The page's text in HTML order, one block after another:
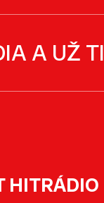
A UŽ TI
HITRÁDIO